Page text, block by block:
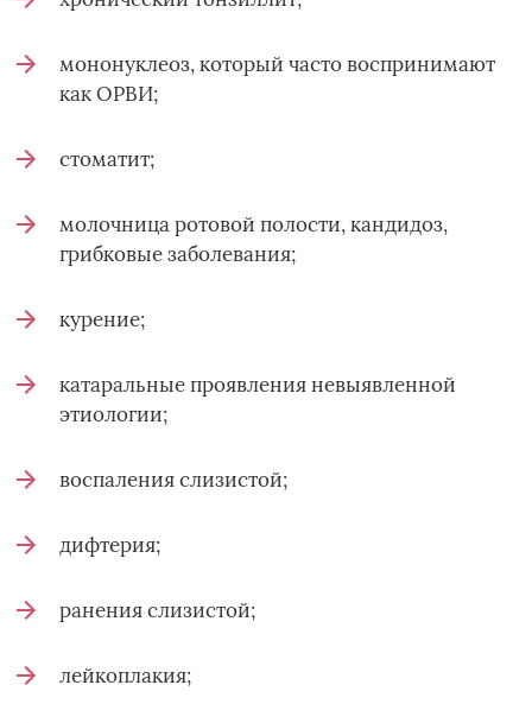
мононуклеоз, который часто воспринимают
как ОРВИ;
стоматит;
молочница ротовой полости, кандидоз,
грибковые заболевания;
курение;
катаральные проявления невыявленной
этиологии;
воспаления слизистой;
дифтерия;
ранения слизистой;
лейкоплакия;